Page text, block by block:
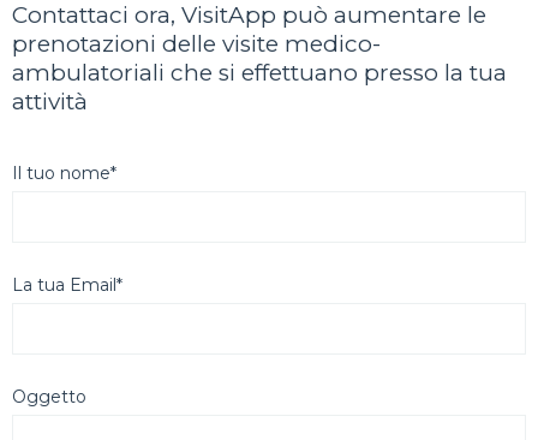
Contattaci ora, VisitApp può aumentare le
prenotazioni delle visite medico-
ambulatoriali che si effettuano presso la tua
attività
Il tuo nome*
La tua Email*
Oggetto